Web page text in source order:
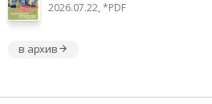
2026.07.22, *PDF
в архив